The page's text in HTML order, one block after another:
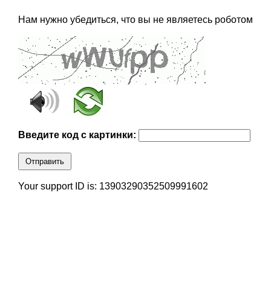
Нам нужно убедиться, что вы не являетесь роботом
Введите код с картинки:
Отправить
Your support ID is: 13903290352509991602